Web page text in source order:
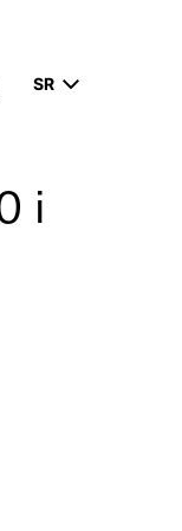
jezik
i